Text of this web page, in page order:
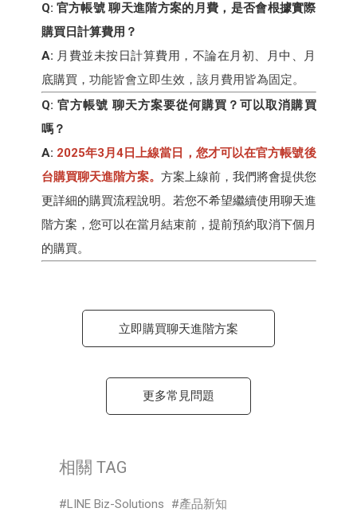
Q: 官方帳號 聊天進階方案的月費，是否會根據實際
購買日計算費用？
A: 月費並未按日計算費用，不論在月初、月中、月
底購買， 功能皆會立即生效，該月費用皆為固定。
Q: 官方帳號 聊天方案要從何購買？可以取消購買
嗎？
A: 2025年3月4日上線當日，您才可以在官方帳號後
台購買聊天進階方案。 方案上線前，我們將會提供您
更詳細的購買流程說明。若您不希望繼續使用聊天進
階方案，您可以在當月結束前，提前預約取消下個月
的購買。
立即購買聊天進階方案
更多常見問題
相關 TAG
LINE Biz-Solutions
產品新知